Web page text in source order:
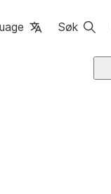
Søk